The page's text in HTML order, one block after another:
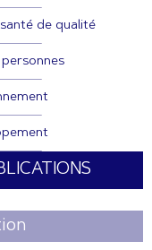
de qualité